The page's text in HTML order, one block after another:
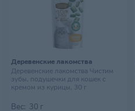
Деревенские лакомства
Деревенские лакомства Чистим
зубы, подушечки для кошек с
кремом из курицы, 30 г
Вес: 30 г